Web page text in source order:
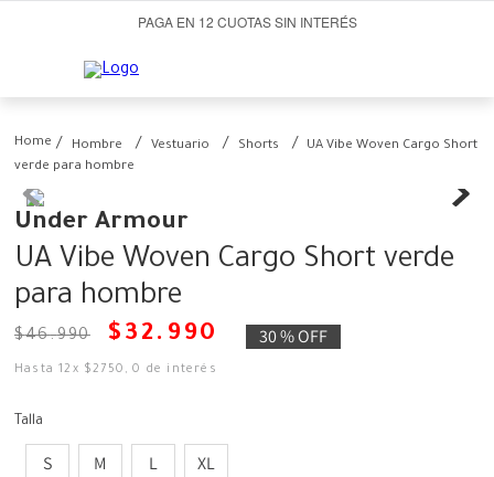
PAGA EN 12 CUOTAS SIN INTERÉS
Hombre Vestuario Shorts
UA Vibe Woven Cargo Short
verde para hombre
Under Armour
UA Vibe Woven Cargo Short verde
para hombre
$46.990 $ 32. 990 30 %OFF
Hasta12 x $2750 ,0 de interés
Talla
S M L XL